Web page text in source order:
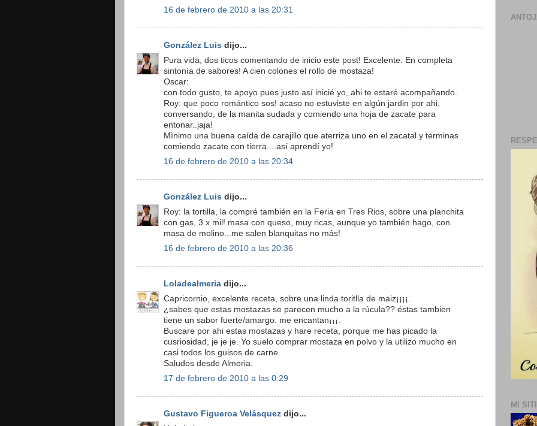
16 de febrero de 2010 a las 20:31
González Luis dijo...
Pura vida, dos ticos comentando de inicio este post! Excelente. En completa
sintonìa de sabores! A cien colones el rollo de mostaza!
Oscar:
con todo gusto, te apoyo pues justo así inicié yo, ahi te estaré acompañando.
Roy: que poco romántico sos! acaso no estuviste en algún jardin por ahi,
conversando, de la manita sudada y comiendo una hoja de zacate para
entonar..jaja!
Mìnimo una buena caída de carajillo que aterriza uno en el zacatal y terminas
comiendo zacate con tierra....así aprendí yo!
16 de febrero de 2010 a las 20:34
González Luis dijo...
Roy: la tortilla, la compré también en la Feria en Tres Rios, sobre una planchita
con gas, 3 x mil! masa con queso, muy ricas, aunque yo también hago, con
masa de molino...me salen blanquitas no más!
16 de febrero de 2010 a las 20:36
Loladealmeria dijo...
Capricornio, excelente receta, sobre una linda toritlla de maiz¡¡¡¡.
¿sabes que estas mostazas se parecen mucho a la rúcula?? éstas tambien
tiene un sabor fuerte/amargo. me encantan¡¡¡.
Buscare por ahi estas mostazas y hare receta, porque me has picado la
cusriosidad, je je je. Yo suelo comprar mostaza en polvo y la utilizo mucho en
casi todos los guisos de carne.
Saludos desde Almeria.
17 de febrero de 2010 a las 0:29
Gustavo Figueroa Velásquez dijo...
MI